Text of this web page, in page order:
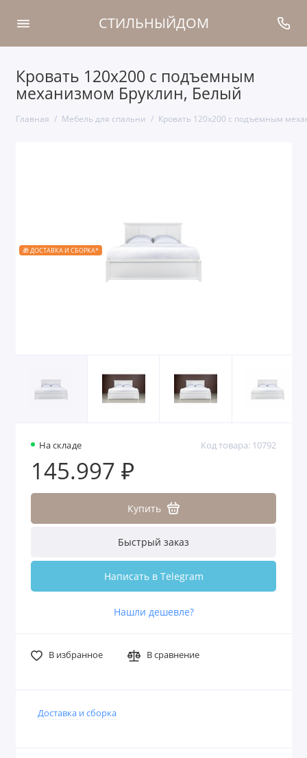
СТИЛЬНЫЙДОМ
Кровать 120x200 с подъемным
механизмом Бруклин, Белый
Главная Мебель для спальни Кровать 120x200 с подъемным
🎁 ДОСТАВКА И СБОРКА*
На складе Код товара: 10792
145.997 ₽
Купить
Быстрый заказ
Написать в Telegram
Нашли дешевле?
В избранное В сравнение
Доставка и сборка